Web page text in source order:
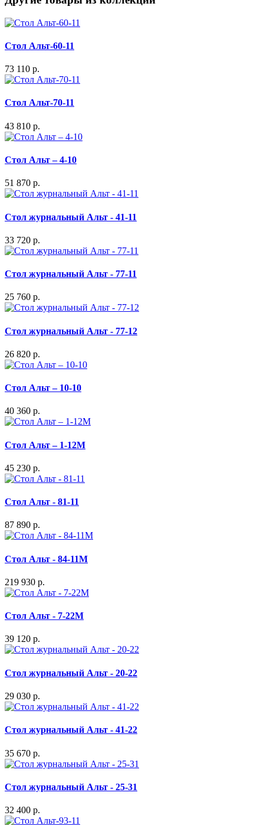
Стол Альт-60-11
73 110 р.
Стол Альт-70-11
43 810 р.
Стол Альт – 4-10
51 870 р.
Стол журнальный Альт - 41-11
33 720 р.
Стол журнальный Альт - 77-11
25 760 р.
Стол журнальный Альт - 77-12
26 820 р.
Стол Альт – 10-10
40 360 р.
Стол Альт – 1-12М
45 230 р.
Стол Альт - 81-11
87 890 р.
Стол Альт - 84-11M
219 930 р.
Стол Альт - 7-22M
39 120 р.
Стол журнальный Альт - 20-22
29 030 р.
Стол журнальный Альт - 41-22
35 670 р.
Стол журнальный Альт - 25-31
32 400 р.